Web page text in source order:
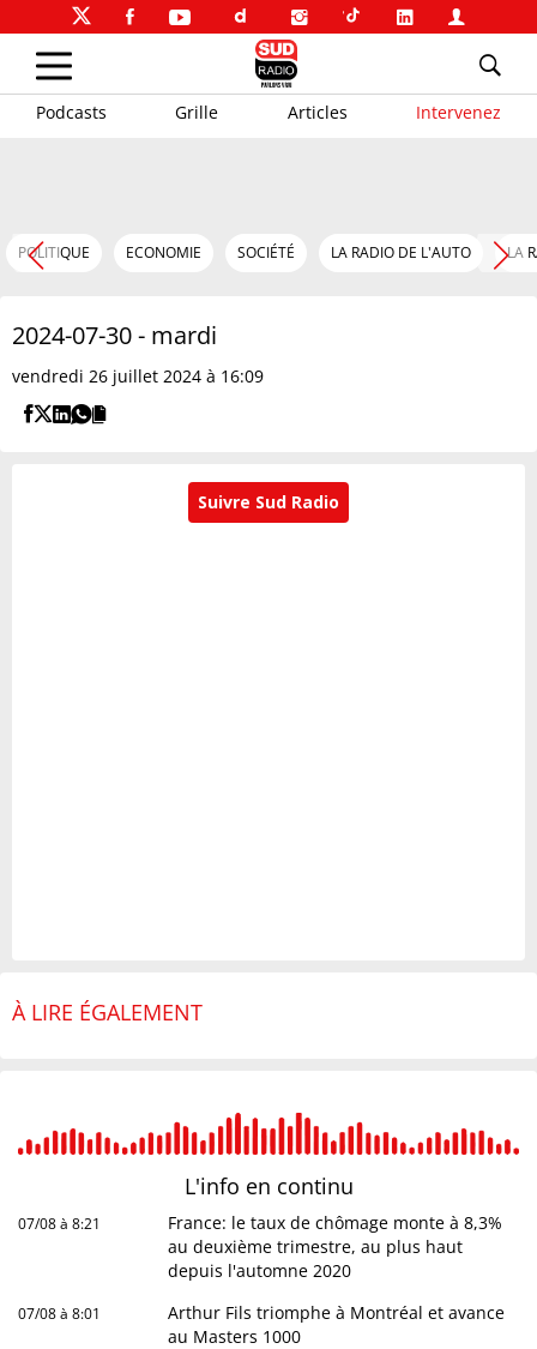
Podcasts Grille Articles Intervenez
POLITIQUE ECONOMIE SOCIÉTÉ LA RADIO DE L'AUTO LA
2024-07-30 - mardi
vendredi 26 juillet 2024 à 16:09
Suivre Sud Radio
À LIRE ÉGALEMENT
L'info en continu
07/08 à 8:21
France: le taux de chômage monte à 8,3%
au deuxième trimestre, au plus haut
depuis l'automne 2020
07/08 à 8:01
Arthur Fils triomphe à Montréal et avance
au Masters 1000